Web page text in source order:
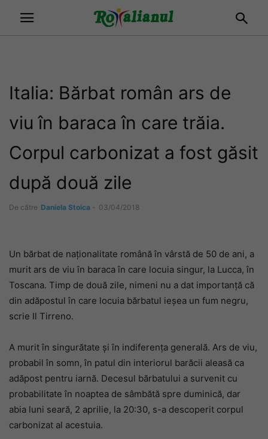
Italia: Bărbat român ars de
viu în baraca în care trăia.
Corpul carbonizat a fost găsit
după două zile
De către Daniela Stoica - 03/04/2018
Un bărbat de naționalitate română în vârstă de 50 de ani, a
murit ars de viu în baraca în care locuia singur, la Lucca, în
Toscana. Timp de două zile, nimeni nu a dat importanță că
din adăpostul în care locuia bărbatul ieșea un fum negru,
scrie Il Tirreno.
A murit în singurătate și în indiferența generală. Ars de viu,
probabil în somn, în patul din interiorul barăcii aleasă ca
adăpost pentru iarnă. Decesul bărbatului a survenit cu
probabilitate în noaptea de sâmbătă spre duminică, dar
abia luni seară, 2 aprilie, la 20:30, s-a descoperit corpul
carbonizat al acestuia.